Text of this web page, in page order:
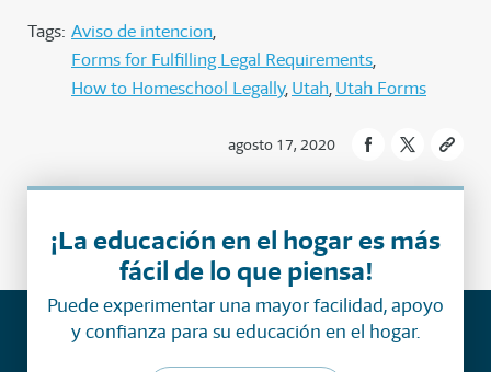
Tags: Aviso de intencion
Forms for Fulfilling Legal Requirements
How to Homeschool Legally Utah Utah Forms
agosto 17, 2020
¡La educación en el hogar es más
fácil de lo que piensa!
Puede experimentar una mayor facilidad, apoyo
y confianza para su educación en el hogar.